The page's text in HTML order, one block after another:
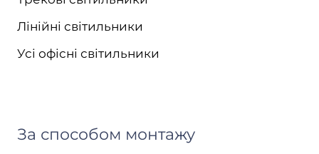
Лінійні світильники
Усі офісні світильники
За способом монтажу